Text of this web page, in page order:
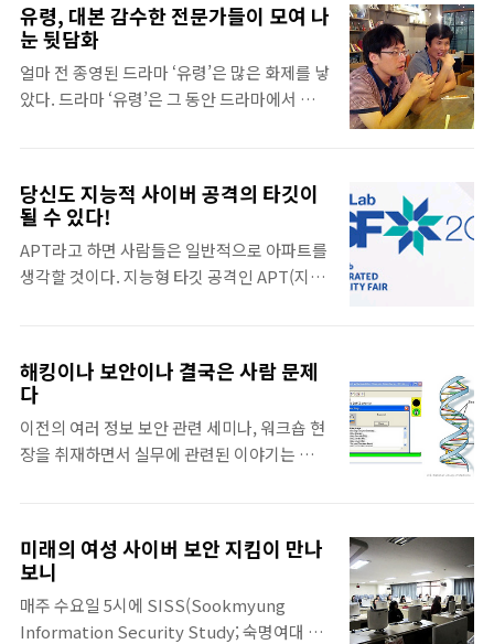
허진영 게임사업본부장, 네오위즈 게임즈 심
준형 본부장, 서울지방경찰청 류정은 경장 등
청소년이 관심 있어하는 음악, 게임, 사이버 범
죄 분야 전문가의 구체적이고 심도 있는 강의
이버 특채로 경찰이 되었다. 처음에는 용산경
찰서 사이버수사팀에서 일하다 현재 국제범죄
수사대 산업기술유출팀에서 일하고 있다. 컴
퓨터를 이용해 영업비밀들을 외부로 유출하는
것을 막는 것을 주 업무로 하고 있다. ..
유령, 대본 감수한 전문가들이 모여 나
눈 뒷담화
얼마 전 종영된 드라마 ‘유령’은 많은 화제를 낳
았다. 드라마 ‘유령’은 그 동안 드라마에서 전
공격의 대상은 누구나가 될 수 있지만, 아직까
지 이는 대중에게 낯선 주제였다. 유령은 대중
에게 ‘사이버 테러’라는 주제를 친숙하게 해 줌
과 동시에 ‘사이버 테러’에 대한 경각심 또한 일
을 전달하기 위한 많은 이의 노력이 있었다. 생
소할 수 있는 주제를 쉽게 전달할 수 있었던 중
요한 배후(?)에는 안랩(구 안철수연구소)의 자
문단이 있었다. 그 중 안랩 시큐리티대응센터
(ASEC) 이상철 책임..
당신도 지능적 사이버 공격의 타깃이
될 수 있다!
APT라고 하면 사람들은 일반적으로 아파트를
생각할 것이다. 지능형 타깃 공격인 APT(지능
으로 이슈의 중심에 있는 APT! 안철수연구소
에서는 이 APT에 대한 동향과 공격 대응 방안
을 제시하기 위해 ‘ISF 2011’을 개최하였다.
10월 20일에 열린 ‘ISF 2011’은 ‘Integrated
개의 키노트와 3개의 트랙으로 진행하였는데
특히 APT에 중점을 두었다. 세미나는 이호웅
시큐리티대응센터장의 발표로 시작했다. 고도
화된 보안 위협, APT(..
해킹이나 보안이나 결국은 사람 문제
다
이전의 여러 정보 보안 관련 세미나, 워크숍 현
장을 취재하면서 실무에 관련된 이야기는 많이
을 했다. 이런 생각을 하고 있던 찰나 사이버 보
안 실무자는 물론 미래의 정보 보안 전문가를
꿈꾸는 중고등학생도 함께 참여할 수 있는 자
리가 열렸다. 바로 7월 22, 23일 대전 한국과학
미래의 여성 사이버 보안 지킴이 만나
보니
매주 수요일 5시에 SISS(Sookmyung
Information Security Study; 숙명여대 정